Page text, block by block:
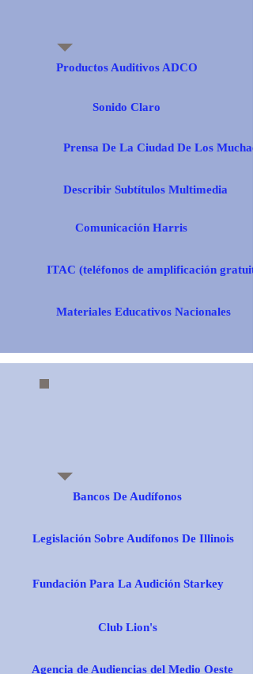
Productos Auditivos ADCO
Sonido Claro
Prensa De La Ciudad De Los
Describir Subtítulos Multimedia
Comunicación Harris
ITAC (teléfonos de amplificación
Materiales Educativos Nacionales
Bancos De Audífonos
Legislación Sobre Audífonos De Illinois
Fundación Para La Audición Starkey
Club Lion's
Agencia de Audiencias del Medio Oeste